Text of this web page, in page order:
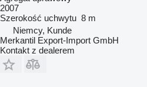
2007
Szerokość uchwytu 8 m
Niemcy, Kunde
Merkantil Export-Import GmbH
Kontakt z dealerem